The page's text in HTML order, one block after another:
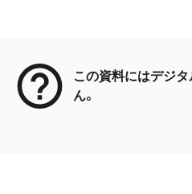
この資料にはデジ
ん。